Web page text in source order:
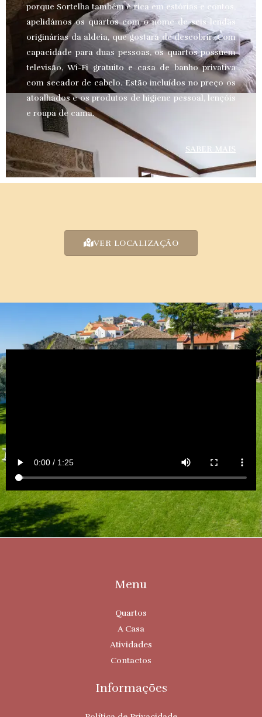
porque Sortelha também é rica em estórias e contos,
apelidámos os quartos com o nome de seis lendas
originárias da aldeia, que gostará de descobrir. Com
capacidade para duas pessoas, os quartos possuem
televisão, Wi-Fi gratuito e casa de banho privativa
com secador de cabelo. Estão incluídos no preço os
atoalhados e os produtos de higiene pessoal, lençóis
e roupa de cama.
SABER MAIS
VER LOCALIZAÇÃO
Menu
Quartos
A Casa
Atividades
Contactos
Informações